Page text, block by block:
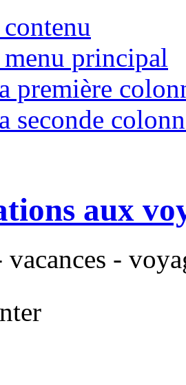
principal
première
seconde
aux
vacances -